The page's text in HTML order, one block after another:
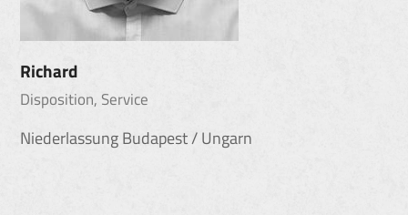
Richard
Disposition, Service
Niederlassung Budapest / Ungarn